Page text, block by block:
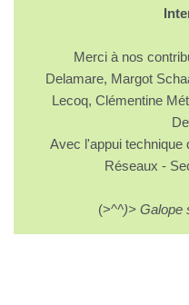
Merci à nos
Delamare, Margot
Lecoq, Clémentine
Avec l'appui technique
Réseaux -
(>^^)> Galope